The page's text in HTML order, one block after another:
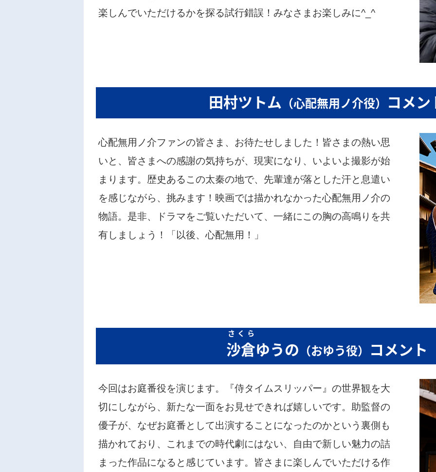
楽しんでいただけるかを探る試行錯誤！みなさまお楽しみに^_^
田村ツトム （心配無用ノ介役） コメン
心配無用ノ介ファンの皆さま、お待たせしました！皆さまの熱い思
いと、皆さまへの感謝の気持ちが、現実になり、いよいよ撮影が始
まります。歴史あるこの太秦の地で、先輩達が落とした汗と息遣い
を感じながら、挑みます！映画では描かれなかった心配無用ノ介の
物語。是非、ドラマをご覧いただいて、一緒にこの胸の高鳴りを共
有しましょう！「以後、心配無用！」
沙倉
さくら
ゆうの （おゆう役） コメント
今回はお庭番役を演じます。『侍タイムスリッパー』の世界観を大
切にしながら、新たな一面をお見せできれば嬉しいです。助監督の
優子が、なぜお庭番として出演することになったのかという裏側も
描かれており、これまでの時代劇にはない、自由で新しい魅力の詰
まった作品になると感じています。皆さまに楽しんでいただける作